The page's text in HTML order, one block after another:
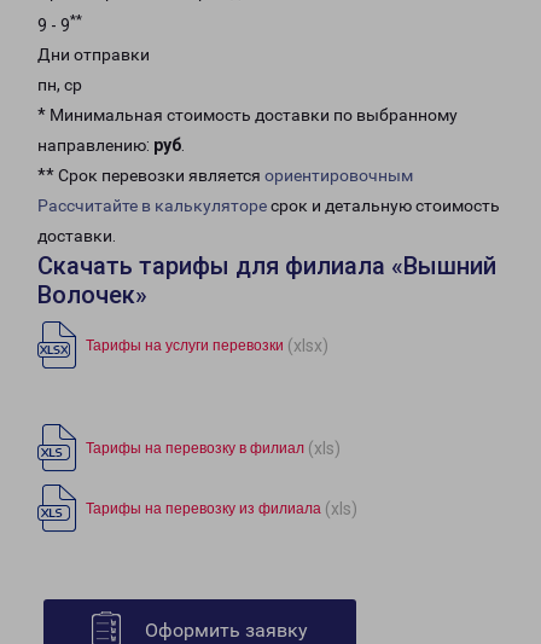
9 - 9**
Дни отправки
пн, ср
* Минимальная стоимость доставки по выбранному
направлению: руб.
** Срок перевозки является ориентировочным
Рассчитайте в калькуляторесрок и детальную стоимость
доставки.
Скачать тарифы для филиала «Вышний
Волочек»
Тарифы на услуги перевозки (xlsx)
Тарифы на перевозку в филиал (xls)
Тарифы на перевозку из филиала (xls)
Оформить заявку